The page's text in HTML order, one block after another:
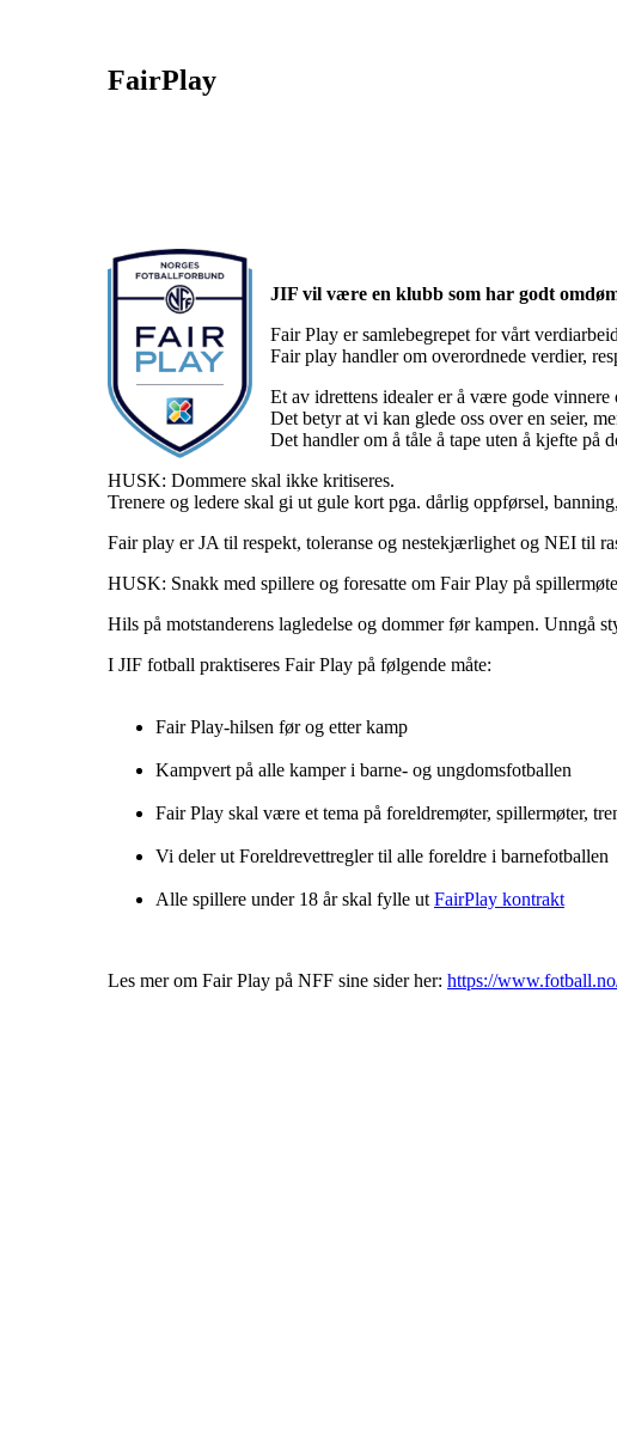
FairPlay
JIF vil være en klubb som har godt
Fair Play er samlebegrepet for vårt
Fair play handler om overordnede verdier,
Et av idrettens idealer er å være gode vinnere
Det betyr at vi kan glede oss over en seier,
Det handler om å tåle å tape uten å kjefte på
HUSK: Dommere skal ikke kritiseres.
Trenere og ledere skal gi ut gule kort pga. dårlig oppførsel,
Fair play er JA til respekt, toleranse og nestekjærlighet og NEI til
HUSK: Snakk med spillere og foresatte om Fair Play på
Hils på motstanderens lagledelse og dommer før kampen. Unngå
I JIF fotball praktiseres Fair Play på følgende måte:
Fair Play-hilsen før og etter kamp
Kampvert på alle kamper i barne- og ungdomsfotballen
Fair Play skal være et tema på foreldremøter, spillermøter,
Vi deler ut Foreldrevettregler til alle foreldre i barnefotballen
Alle spillere under 18 år skal fylle ut FairPlay kontrakt
Les mer om Fair Play på NFF sine sider her: https://